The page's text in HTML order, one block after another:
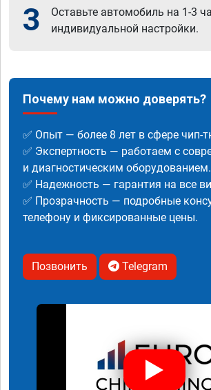
3
Оставьте автомобиль на 1-3
индивидуальной настройки.
Почему нам можно доверять?
✅ Опыт — более 8 лет в сфере чип-
✅ Экспертность — работаем с
и диагностическим оборудованием.
✅ Надежность — гарантия на все
✅ Прозрачность — подробные
телефону и фиксированные цены.
Позвонить Telegram